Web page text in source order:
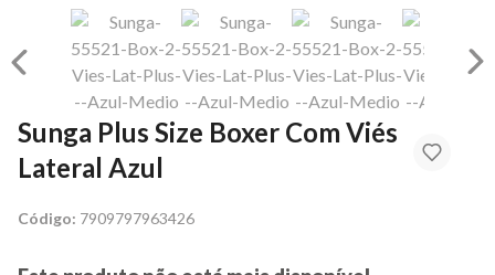
Sunga Plus Size Boxer Com Viés
Lateral Azul
Código: 7909797963426